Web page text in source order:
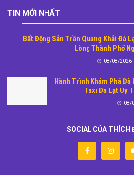
TIN MỚI NHẤT
Bất Động Sản Trần Quang Khải Đà
Lòng Thành Phố
08/08/2026
Hành Trình Khám Phá Đà
Taxi Đà Lạt Uy
08/
SOCIAL CỦA THÍCH